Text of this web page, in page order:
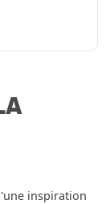
inspiration